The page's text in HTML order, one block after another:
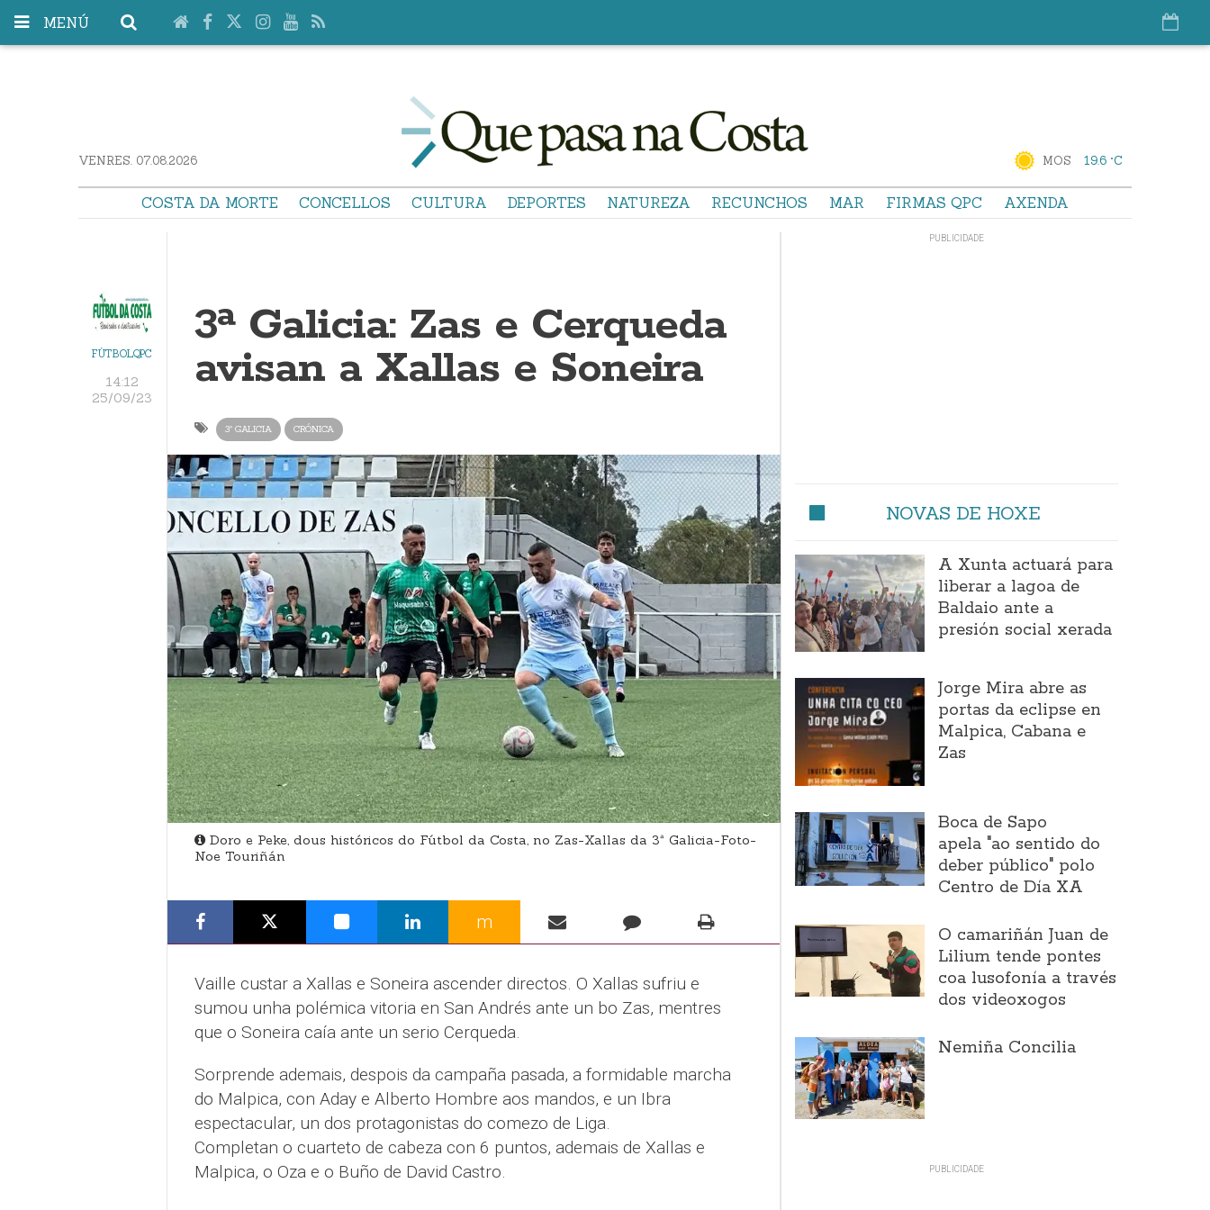
MENÚ
VENRES. 07.08.2026 MOS 19.6 °C
COSTA DA MORTE CONCELLOS CULTURA DEPORTES NATUREZA RECUNCHOS MAR FIRMAS QPC AXENDA
FÚTBOLQPC
14:12
25/09/23
3ª Galicia: Zas e Cerqueda
avisan a Xallas e Soneira
3ª GALICIA CRÓNICA
Doro e Peke, dous históricos do Fútbol da Costa, no Zas-Xallas da 3ª Galicia-Foto-
Noe Touriñán
m
Vaille custar a Xallas e Soneira ascender directos. O Xallas sufriu e
sumou unha polémica vitoria en San Andrés ante un bo Zas, mentres
que o Soneira caía ante un serio Cerqueda.
Sorprende ademais, despois da campaña pasada, a formidable marcha
do Malpica, con Aday e Alberto Hombre aos mandos, e un Ibra
espectacular, un dos protagonistas do comezo de Liga.
Completan o cuarteto de cabeza con 6 puntos, ademais de Xallas e
Malpica, o Oza e o Buño de David Castro.
NOVAS DE HOXE
A Xunta actuará para
liberar a lagoa de
Baldaio ante a
presión social xerada
Jorge Mira abre as
portas da eclipse en
Malpica, Cabana e
Zas
Boca de Sapo
apela "ao sentido do
deber público" polo
Centro de Día XA
O camariñán Juan de
Lilium tende pontes
coa lusofonía a través
dos videoxogos
Nemiña Concilia